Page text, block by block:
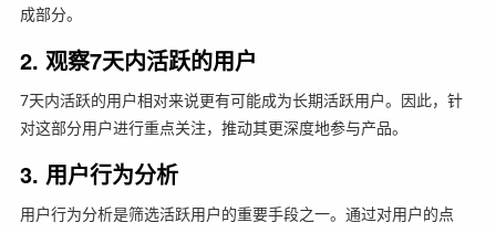
成部分。
2. 观察7天内活跃的用户
7天内活跃的用户相对来说更有可能成为长期活跃用户。因此，针
对这部分用户进行重点关注，推动其更深度地参与产品。
3. 用户行为分析
用户行为分析是筛选活跃用户的重要手段之一。通过对用户的点